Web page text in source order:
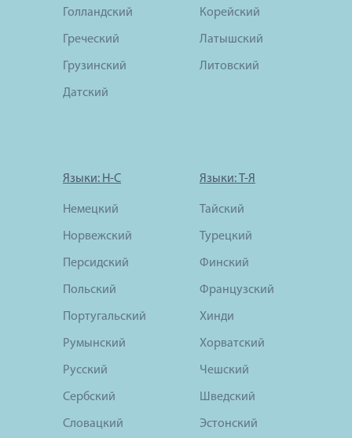
Голландский
Греческий
Грузинский
Датский
Корейский
Латышский
Литовский
Языки: Н-С
Немецкий
Норвежский
Персидский
Польский
Португальский
Румынский
Русский
Сербский
Словацкий
Языки: Т-Я
Тайский
Турецкий
Финский
Французский
Хинди
Хорватский
Чешский
Шведский
Эстонский